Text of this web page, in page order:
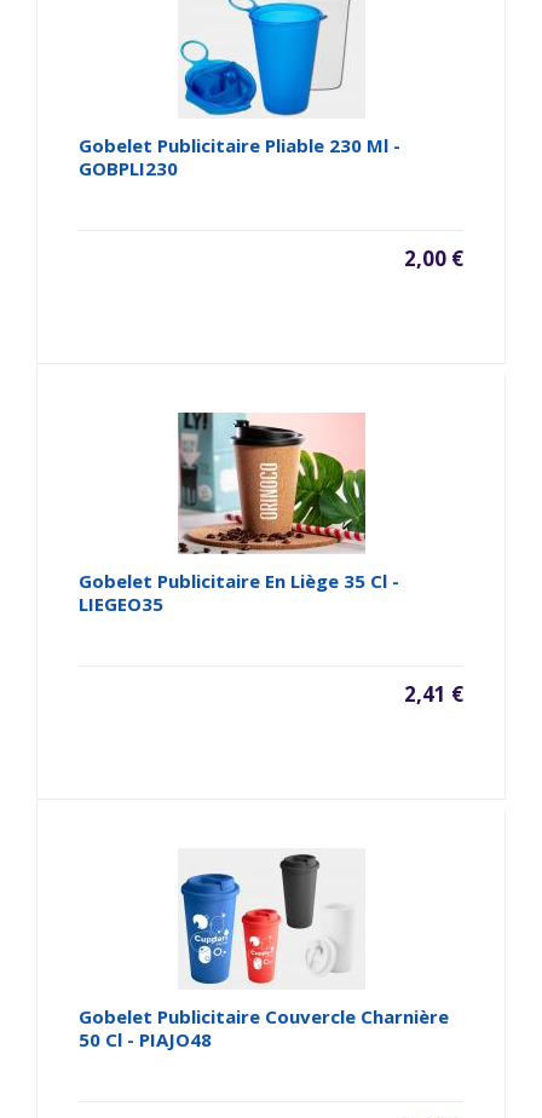
Gobelet Publicitaire Pliable 230 Ml -
GOBPLI230
2,00 €
Gobelet Publicitaire En Liège 35 Cl -
LIEGEO35
2,41 €
Gobelet Publicitaire Couvercle Charnière
50 Cl - PIAJO48